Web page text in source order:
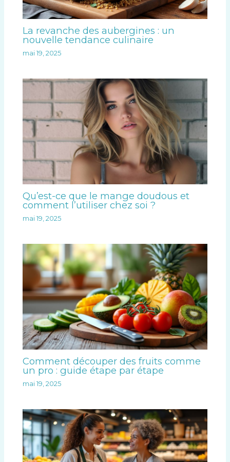
La revanche des aubergines : un
nouvelle tendance culinaire
mai 19, 2025
Qu’est-ce que le mange doudous et
comment l’utiliser chez soi ?
mai 19, 2025
Comment découper des fruits comme
un pro : guide étape par étape
mai 19, 2025